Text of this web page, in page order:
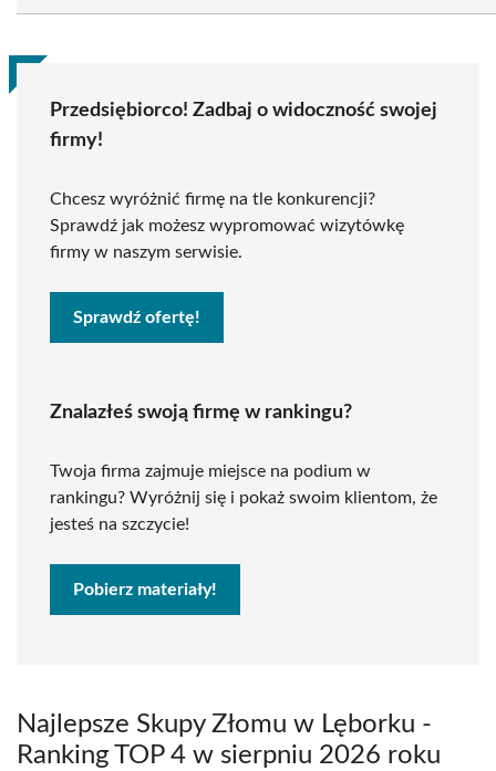
Przedsiębiorco! Zadbaj o widoczność swojej
firmy!
Chcesz wyróżnić firmę na tle konkurencji?
Sprawdź jak możesz wypromować wizytówkę
firmy w naszym serwisie.
Sprawdź ofertę!
Znalazłeś swoją firmę w rankingu?
Twoja firma zajmuje miejsce na podium w
rankingu? Wyróżnij się i pokaż swoim klientom, że
jesteś na szczycie!
Pobierz materiały!
Najlepsze Skupy Złomu w Lęborku -
Ranking TOP 4 w sierpniu 2026 roku